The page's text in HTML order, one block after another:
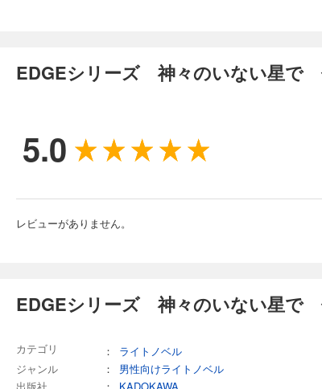
EDGEシリーズ 神々のいない星で
5.0
レビューがありません。
EDGEシリーズ 神々のいない星で
カテゴリ ：
ライトノベル
ジャンル
：
男性向けライトノベル